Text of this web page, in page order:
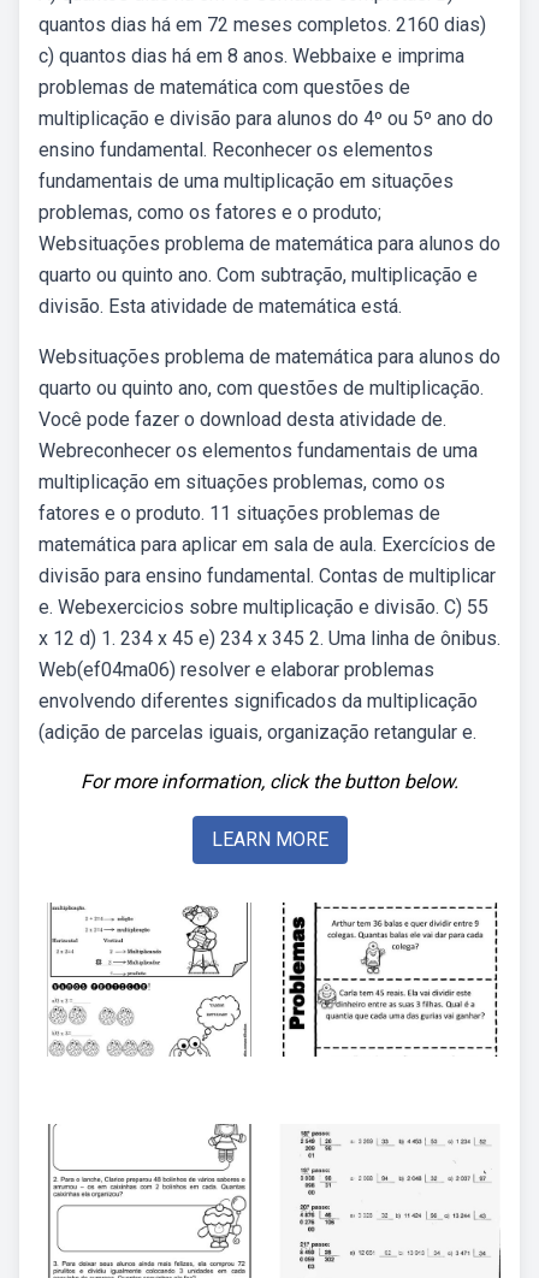
quantos dias há em 72 meses completos. 2160 dias)
c) quantos dias há em 8 anos. Webbaixe e imprima
problemas de matemática com questões de
multiplicação e divisão para alunos do 4º ou 5º ano do
ensino fundamental. Reconhecer os elementos
fundamentais de uma multiplicação em situações
problemas, como os fatores e o produto;
Websituações problema de matemática para alunos do
quarto ou quinto ano. Com subtração, multiplicação e
divisão. Esta atividade de matemática está.
Websituações problema de matemática para alunos do
quarto ou quinto ano, com questões de multiplicação.
Você pode fazer o download desta atividade de.
Webreconhecer os elementos fundamentais de uma
multiplicação em situações problemas, como os
fatores e o produto. 11 situações problemas de
matemática para aplicar em sala de aula. Exercícios de
divisão para ensino fundamental. Contas de multiplicar
e. Webexercicios sobre multiplicação e divisão. C) 55
x 12 d) 1. 234 x 45 e) 234 x 345 2. Uma linha de ônibus.
Web(ef04ma06) resolver e elaborar problemas
envolvendo diferentes significados da multiplicação
(adição de parcelas iguais, organização retangular e.
For more information, click the button below.
LEARN MORE